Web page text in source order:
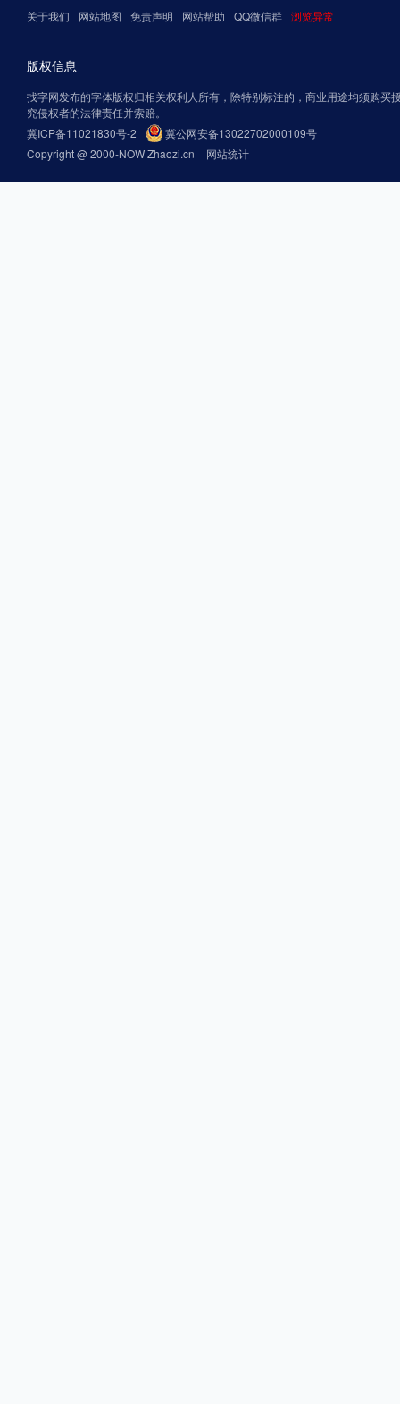
关于我们 网站地图 免责声明 网站帮助 QQ微信群 浏览异常
版权信息
找字网发布的字体版权归相关权利人所有，除特别标注的，商业用途均须购买
究侵权者的法律责任并索赔。
冀ICP备11021830号-2
冀公网安备13022702000109号
Copyright @ 2000-NOW Zhaozi.cn
网站统计